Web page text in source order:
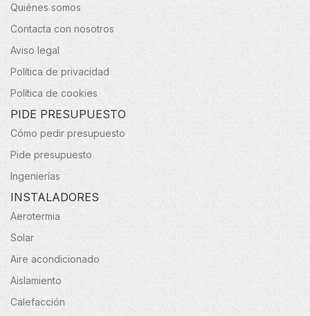
Quiénes somos
Contacta con nosotros
Aviso legal
Política de privacidad
Política de cookies
PIDE PRESUPUESTO
Cómo pedir presupuesto
Pide presupuesto
Ingenierías
INSTALADORES
Aerotermia
Solar
Aire acondicionado
Aislamiento
Calefacción